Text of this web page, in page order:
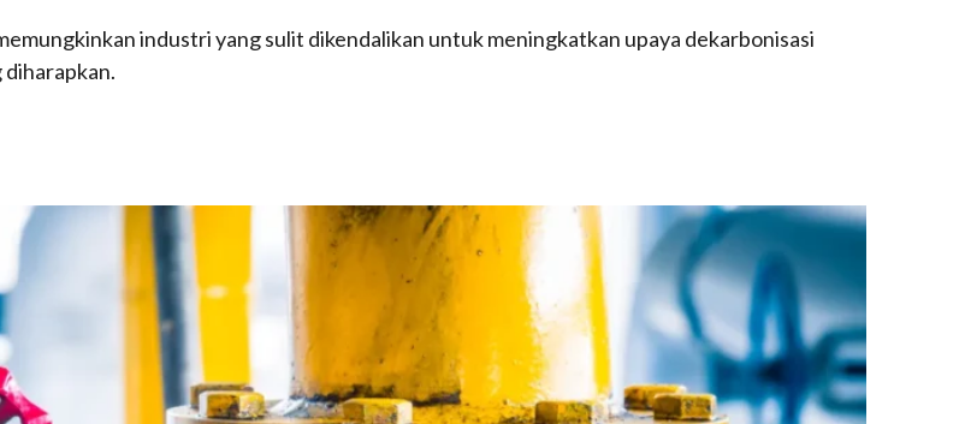
industri yang sulit dikendalikan untuk meningkatkan upaya dekarbonisasi